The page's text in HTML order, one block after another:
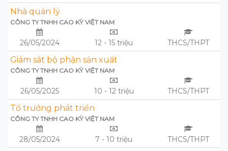
Nhà quản lý
CÔNG TY TNHH CAO KỲ VIỆT NAM
26/05/2024 12 - 15 triệu THCS/THPT
Giám sát bộ phận sản xuất
CÔNG TY TNHH CAO KỲ VIỆT NAM
26/05/2025 10 - 12 triệu THCS/THPT
Tổ trưởng phát triển
CÔNG TY TNHH CAO KỲ VIỆT NAM
28/05/2024 7 - 10 triệu THCS/THPT